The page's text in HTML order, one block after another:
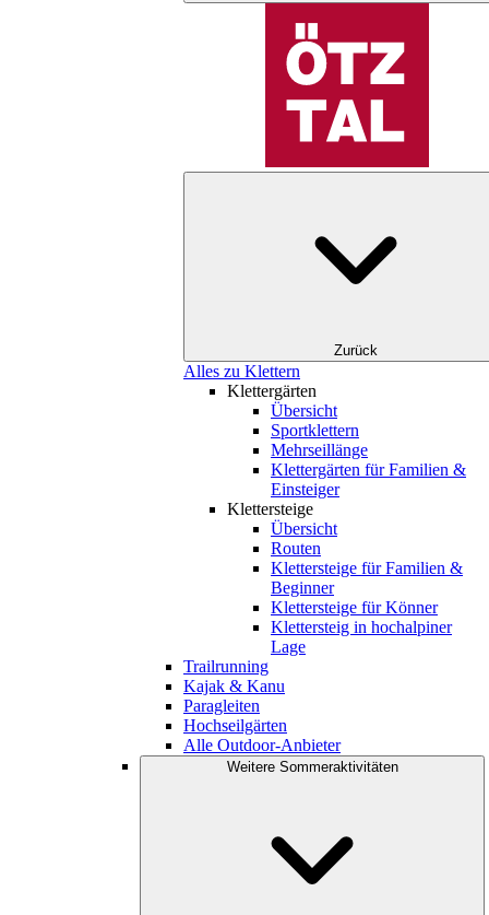
Zurück
Alles zu Klettern
Klettergärten
Übersicht
Sportklettern
Mehrseillänge
Klettergärten für Familien &
Einsteiger
Klettersteige
Übersicht
Routen
Klettersteige für Familien &
Beginner
Klettersteige für Könner
Klettersteig in hochalpiner
Lage
Trailrunning
Kajak & Kanu
Paragleiten
Hochseilgärten
Alle Outdoor-Anbieter
Weitere Sommeraktivitäten